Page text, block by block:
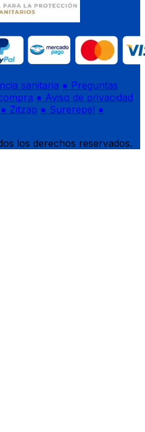
sanitaria ● Preguntas
● Aviso de privacidad
● Zitzap ● Surerepel ●
los derechos reservados.